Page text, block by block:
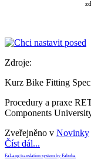
Zdroje:
Kurz Bike Fitting
Procedury a praxe
Components
Zveřejněno v Novinky
Číst dál...
FaLang translation system by Faboba